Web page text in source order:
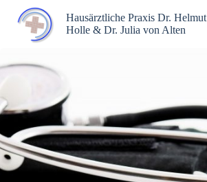
Inhalt
springen
Hausärztliche Praxis Dr. Helmut
Holle & Dr. Julia von Alten